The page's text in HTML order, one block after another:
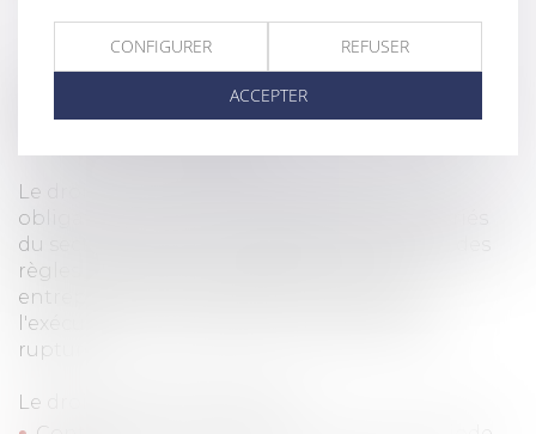
Le droit du travail est l’ensemble des règles
Le droit du travail défini les droits et les
obligations entre les employeurs et les salariés
du secteur privé, en regroupant l'ensemble des
règles juridiques qui régissent la vie en
entreprise, de l'embauche, en passant par
l'exécution du contrat de travail jusqu'à sa
rupture.
Le droit du travail c'est aussi :
CONFIGURER REFUSER
ACCEPTER